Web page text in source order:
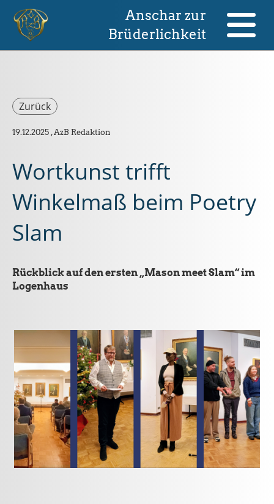
Anschar zur
Brüderlichkeit
Zurück
19.12.2025 , AzB Redaktion
Wortkunst trifft
Winkelmaß beim Poetry
Slam
Rückblick auf den ersten „Mason meet Slam“ im
Logenhaus